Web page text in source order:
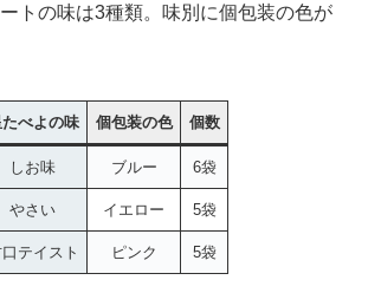
トの味は3種類。味別に個包装の色が
べよの味 個包装の色 個数
しお味 ブルー 6袋
やさい イエロー 5袋
テイスト ピンク 5袋